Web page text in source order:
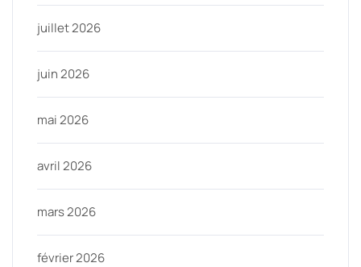
juillet 2026
juin 2026
mai 2026
avril 2026
mars 2026
février 2026